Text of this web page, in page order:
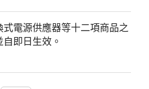
電源供應器等十二項商品之
即日生效。